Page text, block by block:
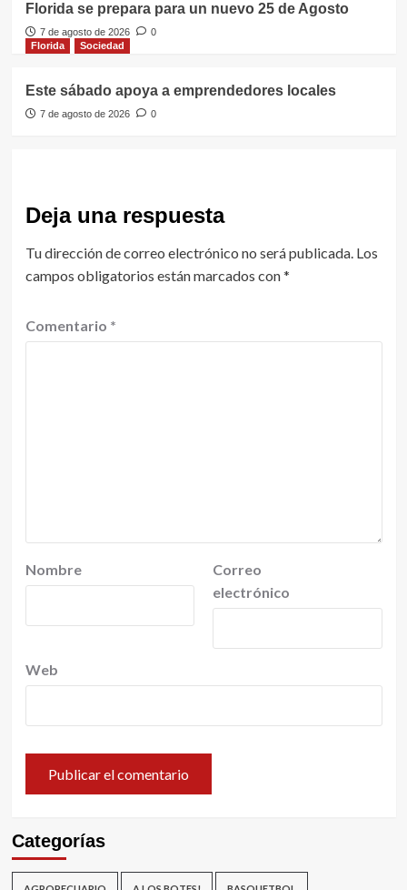
Florida se prepara para un nuevo 25 de Agosto
7 de agosto de 2026
0
Florida
Sociedad
Este sábado apoya a emprendedores locales
7 de agosto de 2026 0
Deja una respuesta
Tu dirección de correo electrónico no será publicada. Los
campos obligatorios están marcados con*
Comentario *
Nombre
Correo
electrónico
Web
Categorías